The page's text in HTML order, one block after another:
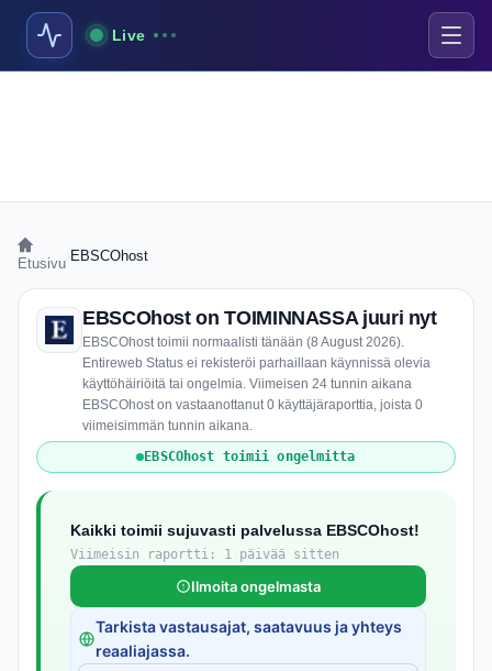
Live
Etusivu EBSCOhost
EBSCOhost on TOIMINNASSA juuri nyt
EBSCOhost toimii normaalisti tänään (8 August 2026).
Entireweb Status ei rekisteröi parhaillaan käynnissä olevia
käyttöhäiriöitä tai ongelmia. Viimeisen 24 tunnin aikana
EBSCOhost on vastaanottanut 0 käyttäjäraporttia, joista 0
viimeisimmän tunnin aikana.
EBSCOhost toimii ongelmitta
Kaikki toimii sujuvasti palvelussa EBSCOhost!
Viimeisin raportti: 1 päivää sitten
Ilmoita ongelmasta
Tarkista vastausajat, saatavuus ja yhteys
reaaliajassa.